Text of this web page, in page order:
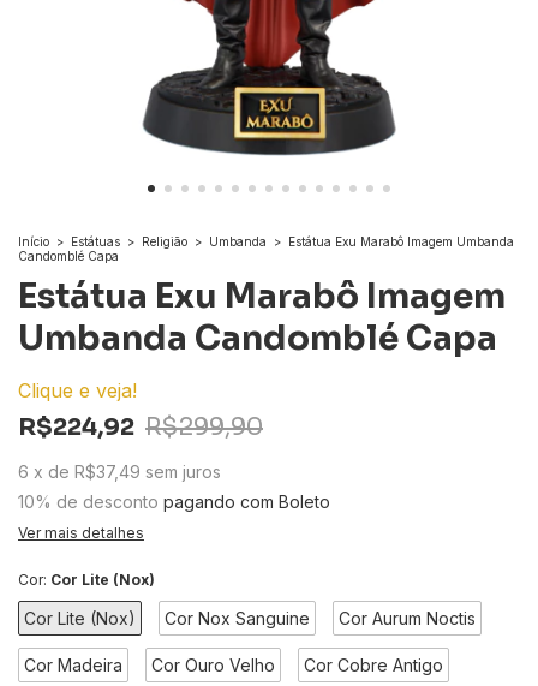
Início > Estátuas > Religião > Umbanda > Estátua Exu Marabô Imagem Umbanda
Candomblé Capa
Estátua Exu Marabô Imagem
Umbanda Candomblé Capa
Clique e veja!
R$224,92 R$299,90
6 x de R$37,49 sem juros
10% de desconto pagando com Boleto
Ver mais detalhes
Cor: Cor Lite (Nox)
Cor Lite (Nox) Cor Nox Sanguine Cor Aurum Noctis
Cor Madeira Cor Ouro Velho Cor Cobre Antigo